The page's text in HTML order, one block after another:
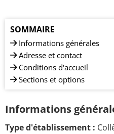
SOMMAIRE
Informations générales
Adresse et contact
Conditions d'accueil
Sections et options
Informations
Type d'établissement :